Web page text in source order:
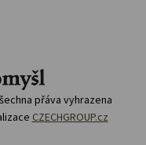
přáva vyhrazena
CZECHGROUP.cz